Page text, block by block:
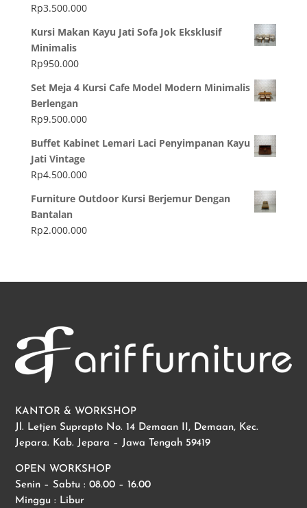
Rp3.500.000
Kursi Makan Kayu Jati Sofa Jok Eksklusif
Minimalis
Rp950.000
Set Meja 4 Kursi Cafe Model Modern Minimalis
Berlengan
Rp9.500.000
Buffet Kabinet Lemari Laci Penyimpanan Kayu
Jati Vintage
Rp4.500.000
Furniture Outdoor Kursi Berjemur Dengan
Bantalan
Rp2.000.000
KANTOR & WORKSHOP
Jl. Letjen Suprapto No. 14 Demaan II, Demaan, Kec.
Jepara. Kab. Jepara – Jawa Tengah 59419
OPEN WORKSHOP
Senin – Sabtu : 08.00 – 16.00
Minggu : Libur